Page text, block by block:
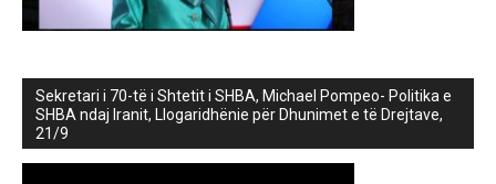
Sekretari i 70-të i Shtetit i SHBA, Michael Pompeo- Politika e
SHBA ndaj Iranit, Llogaridhënie për Dhunimet e të Drejtave,
21/9